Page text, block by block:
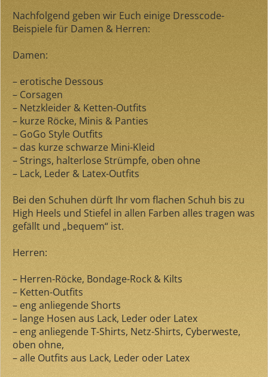
Nachfolgend geben wir Euch einige Dresscode-
Beispiele für Damen & Herren:
Damen:
– erotische Dessous
– Corsagen
– Netzkleider & Ketten-Outfits
– kurze Röcke, Minis & Panties
– GoGo Style Outfits
– das kurze schwarze Mini-Kleid
– Strings, halterlose Strümpfe, oben ohne
– Lack, Leder & Latex-Outfits
Bei den Schuhen dürft Ihr vom flachen Schuh bis zu
High Heels und Stiefel in allen Farben alles tragen was
gefällt und „bequem“ ist.
Herren:
– Herren-Röcke, Bondage-Rock & Kilts
– Ketten-Outfits
– eng anliegende Shorts
– lange Hosen aus Lack, Leder oder Latex
– eng anliegende T-Shirts, Netz-Shirts, Cyberweste,
oben ohne,
– alle Outfits aus Lack, Leder oder Latex